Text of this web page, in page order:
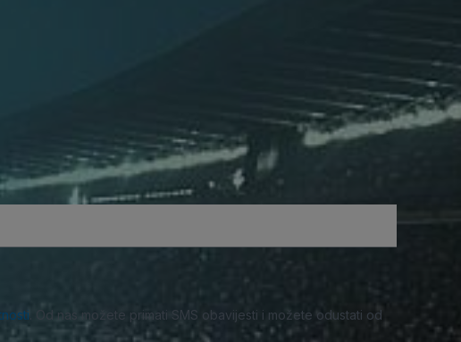
. Od nas možete primati SMS obavijesti i možete odustati od